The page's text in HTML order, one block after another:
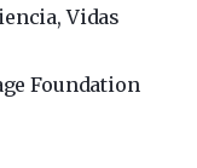
Vidas
Foundation